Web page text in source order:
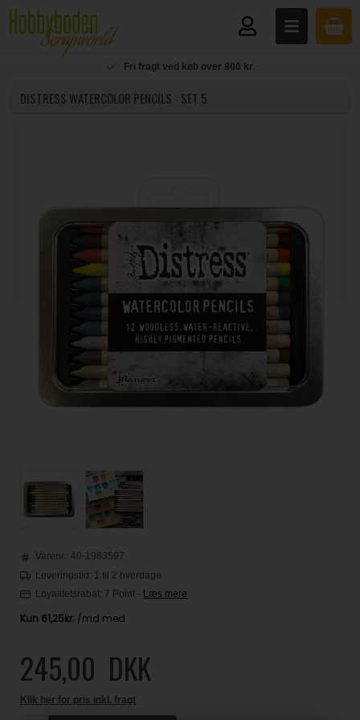
Fri fragt ved køb over 800 kr.
DISTRESS WATERCOLOR PENCILS - SET 5
Varenr.: 40-1983597
Leveringstid: 1 til 2 hverdage
Loyalitetsrabat: 7 Point - Læs mere
245,00 DKK
Klik her for pris inkl. fragt